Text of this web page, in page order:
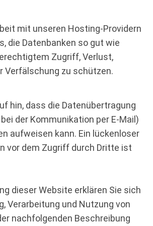
mit unseren Hosting-Providern
die Datenbanken so gut wie
Zugriff, Verlust,
Verfälschung zu schützen.
hin, dass die Datenübertragung
der Kommunikation per E-Mail)
aufweisen kann. Ein lückenloser
vor dem Zugriff durch Dritte ist
dieser Website erklären Sie sich
Verarbeitung und Nutzung von
nachfolgenden Beschreibung